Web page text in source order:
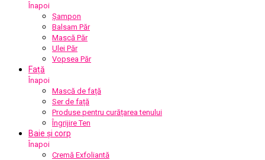
Înapoi
Șampon
Balsam Păr
Mască Păr
Ulei Păr
Vopsea Păr
Față
Înapoi
Mască de față
Ser de față
Produse pentru curățarea tenului
Îngrijire Ten
Baie și corp
Înapoi
Cremă Exfoliantă